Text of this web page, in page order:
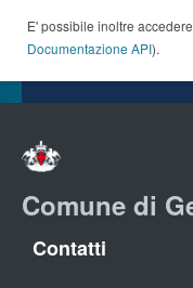
E' possibile inoltre
Documentazione API).
Comune di
Contatti